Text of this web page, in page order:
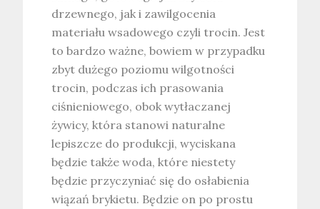
drzewnego, jak i zawilgocenia
materiału wsadowego czyli trocin. Jest
to bardzo ważne, bowiem w przypadku
zbyt dużego poziomu wilgotności
trocin, podczas ich prasowania
ciśnieniowego, obok wytłaczanej
żywicy, która stanowi naturalne
lepiszcze do produkcji, wyciskana
będzie także woda, które niestety
będzie przyczyniać się do osłabienia
wiązań brykietu. Będzie on po prostu